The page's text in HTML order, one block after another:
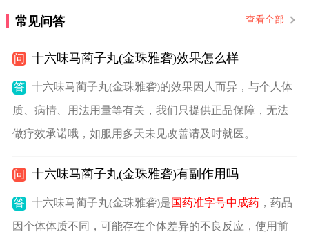
常见问答 查看全部
问 十六味马蔺子丸(金珠雅砻)效果怎么样
答 十六味马蔺子丸(金珠雅砻)的效果因人而异，与个人体
质、病情、用法用量等有关，我们只提供正品保障，无法
做疗效承诺哦，如服用多天未见改善请及时就医。
问 十六味马蔺子丸(金珠雅砻)有副作用吗
答 十六味马蔺子丸(金珠雅砻)是国药准字号中成药，药品
因个体体质不同，可能存在个体差异的不良反应，使用前